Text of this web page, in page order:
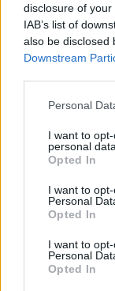
disclosure of
IAB’s list of
also be disclosed
Downstream
Personal
I want to
personal data.
Opted In
I want to
Personal
Opted In
I want to
Personal
Opted In
συνεργασία
ασχολούνται
Υπηρεσίες.
Αυτό πρέπει
σοβαρές
συνέβη σε
Η πανώλη
νοσηρότητας
ιδιαίτερα